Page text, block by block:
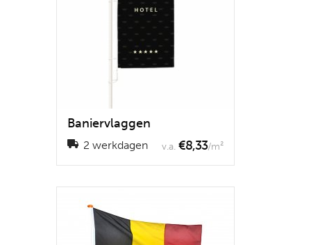
Baniervlaggen
2 werkdagen v.a. €8,33/m²